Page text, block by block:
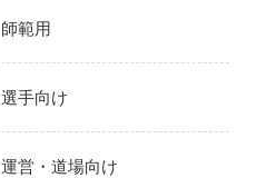
師範用
選手向け
運営・道場向け